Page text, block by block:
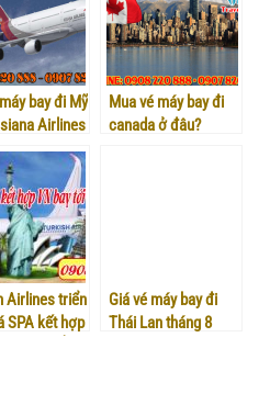
bay đi Mỹ
Airlines
đại lý Việt
Mua vé máy bay đi
canada ở đâu?
Airlines triển
SPA kết hợp
Giá vé máy bay đi
Thái Lan tháng 8